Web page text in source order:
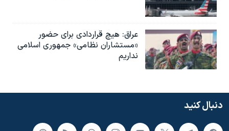
عراق: هیچ قراردادی برای حضور
«مستشاران نظامی» جمهوری اسلامی
نداریم
دنبال کنید